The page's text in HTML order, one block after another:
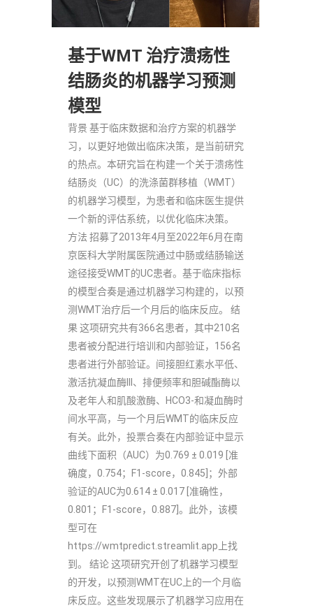
基于WMT 治疗溃疡性
结肠炎的机器学习预测
模型
背景 基于临床数据和治疗方案的机器学
习，以更好地做出临床决策，是当前研究
的热点。本研究旨在构建一个关于溃疡性
结肠炎（UC）的洗涤菌群移植（WMT）
的机器学习模型，为患者和临床医生提供
一个新的评估系统，以优化临床决策。
方法 招募了2013年4月至2022年6月在南
京医科大学附属医院通过中肠或结肠输送
途径接受WMT的UC患者。基于临床指标
的模型合奏是通过机器学习构建的，以预
测WMT治疗后一个月后的临床反应。 结
果 这项研究共有366名患者，其中210名
患者被分配进行培训和内部验证，156名
患者进行外部验证。间接胆红素水平低、
激活抗凝血酶III、排便频率和胆碱酯酶以
及老年人和肌酸激酶、HCO3-和凝血酶时
间水平高，与一个月后WMT的临床反应
有关。此外，投票合奏在内部验证中显示
曲线下面积（AUC）为0.769 ± 0.019 [准
确度，0.754；F1-score，0.845]；外部
验证的AUC为0.614 ± 0.017 [准确性，
0.801；F1-score，0.887]。此外，该模
型可在
https://wmtpredict.streamlit.app上找
到。 结论 这项研究开创了机器学习模型
的开发，以预测WMT在UC上的一个月临
床反应。这些发现展示了机器学习应用在